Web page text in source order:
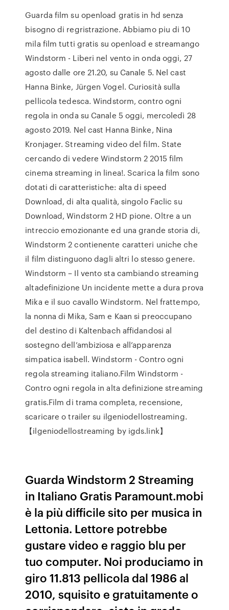
Guarda film su openload gratis in hd senza
bisogno di regristrazione. Abbiamo piu di 10
mila film tutti gratis su openload e streamango
Windstorm - Liberi nel vento in onda oggi, 27
agosto dalle ore 21.20, su Canale 5. Nel cast
Hanna Binke, Jürgen Vogel. Curiosità sulla
pellicola tedesca. Windstorm, contro ogni
regola in onda su Canale 5 oggi, mercoledì 28
agosto 2019. Nel cast Hanna Binke, Nina
Kronjager. Streaming video del film. State
cercando di vedere Windstorm 2 2015 film
cinema streaming in linea!. Scarica la film sono
dotati di caratteristiche: alta di speed
Download, di alta qualità, singolo Faclic su
Download, Windstorm 2 HD pione. Oltre a un
intreccio emozionante ed una grande storia di,
Windstorm 2 contienente caratteri uniche che
il film distinguono dagli altri lo stesso genere.
Windstorm – Il vento sta cambiando streaming
altadefinizione Un incidente mette a dura prova
Mika e il suo cavallo Windstorm. Nel frattempo,
la nonna di Mika, Sam e Kaan si preoccupano
del destino di Kaltenbach affidandosi al
sostegno dell’ambiziosa e all’apparenza
simpatica isabell. Windstorm - Contro ogni
regola streaming italiano.Film Windstorm -
Contro ogni regola in alta definizione streaming
gratis.Film di trama completa, recensione,
scaricare o trailer su ilgeniodellostreaming.
【ilgeniodellostreaming by igds.link】
Guarda Windstorm 2 Streaming
in Italiano Gratis Paramount.mobi
è la più difficile sito per musica in
Lettonia. Lettore potrebbe
gustare video e raggio blu per
tuo computer. Noi produciamo in
giro 11.813 pellicola dal 1986 al
2010, squisito e gratuitamente o